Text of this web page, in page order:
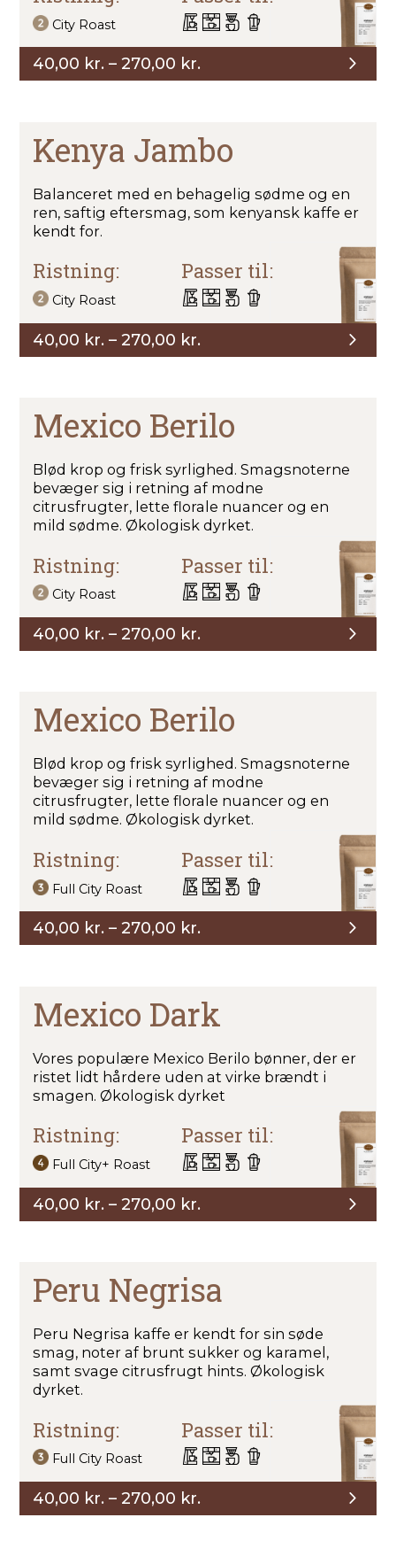
City Roast
40,00 kr. – 270,00 kr.Prisinterval:
40,00 kr.
Kenya Jambo
Balanceret med en behagelig sødme og en
ren, saftig eftersmag, som kenyansk kaffe er
kendt for.
Ristning:
City Roast
Passer til:
40,00 kr. – 270,00 kr.Prisinterval:
40,00 kr.
270,00 kr.
Mexico Berilo
Blød krop og frisk syrlighed. Smagsnoterne
bevæger sig i retning af modne
citrusfrugter, lette florale nuancer og en
mild sødme. Økologisk dyrket.
Ristning:
City Roast
Passer til:
40,00 kr. – 270,00 kr.Prisinterval:
40,00 kr.
270,00 kr.
Mexico Berilo
Blød krop og frisk syrlighed. Smagsnoterne
bevæger sig i retning af modne
citrusfrugter, lette florale nuancer og en
mild sødme. Økologisk dyrket.
Ristning:
Full City Roast
Passer til:
40,00 kr. – 270,00 kr.Prisinterval:
40,00 kr.
270,00 kr.
Mexico Dark
Vores populære Mexico Berilo bønner, der er
ristet lidt hårdere uden at virke brændt i
smagen. Økologisk dyrket
Ristning:
Full City+ Roast
Passer til:
40,00 kr. – 270,00 kr.Prisinterval:
40,00 kr.
Peru Negrisa
Peru Negrisa kaffe er kendt for sin søde
smag, noter af brunt sukker og karamel,
samt svage citrusfrugt hints. Økologisk
dyrket.
Ristning:
Full City Roast
Passer til:
40,00 kr. – 270,00 kr.Prisinterval:
40,00 kr.